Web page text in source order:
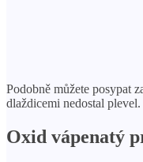
Podobně můžete posypat
dlaždicemi nedostal plevel.
Oxid vápenatý